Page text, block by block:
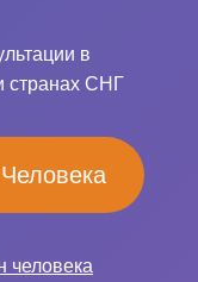
в
странах СНГ
человека